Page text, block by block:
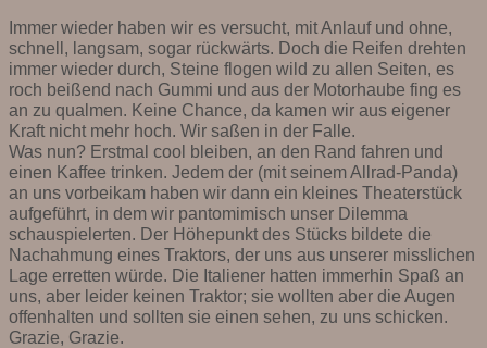
Immer wieder haben wir es versucht, mit Anlauf und ohne,
schnell, langsam, sogar rückwärts. Doch die Reifen drehten
immer wieder durch, Steine flogen wild zu allen Seiten, es
roch beißend nach Gummi und aus der Motorhaube fing es
an zu qualmen. Keine Chance, da kamen wir aus eigener
Kraft nicht mehr hoch. Wir saßen in der Falle.
Was nun? Erstmal cool bleiben, an den Rand fahren und
einen Kaffee trinken. Jedem der (mit seinem Allrad-Panda)
an uns vorbeikam haben wir dann ein kleines Theaterstück
aufgeführt, in dem wir pantomimisch unser Dilemma
schauspielerten. Der Höhepunkt des Stücks bildete die
Nachahmung eines Traktors, der uns aus unserer misslichen
Lage erretten würde. Die Italiener hatten immerhin Spaß an
uns, aber leider keinen Traktor; sie wollten aber die Augen
offenhalten und sollten sie einen sehen, zu uns schicken.
Grazie, Grazie.